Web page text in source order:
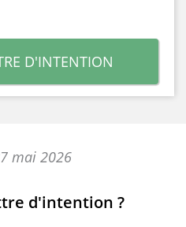
D'INTENTION
mai 2026
d'intention ?